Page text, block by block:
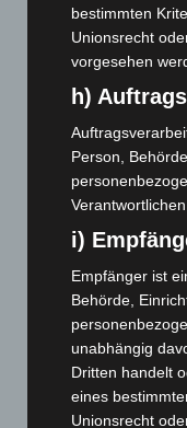
September 2025 (93)
(90)
Juli 2025 (90)
Mai 2025(112)
April 2025(88)
März 2025(111)
Februar 2025(96)
Januar 2025(88)
Dezember 2024
November 2024(94)
Oktober 2024(93)
September 2024
bestimmten
Unionsrecht
vorgesehen
h)
Person,
i)
Empfänger ist
Behörde,
unabhängig
Dritten handelt
eines
Unionsrecht